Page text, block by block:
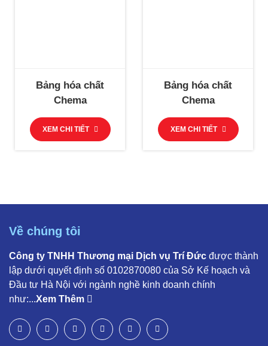
Bảng hóa chất
Chema
XEM CHI TIẾT
Bảng hóa chất
Chema
XEM CHI TIẾT
Về chúng tôi
Công ty TNHH Thương mại Dịch vụ Trí Đức được thành
lập dưới quyết định số 0102870080 của Sở Kế hoạch và
Đầu tư Hà Nội với ngành nghề kinh doanh chính
như:...Xem Thêm